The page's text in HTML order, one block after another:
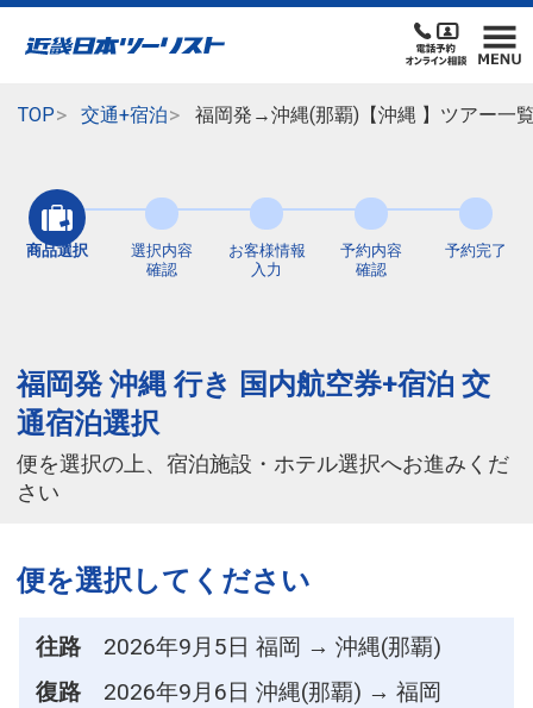
TOP 交通+宿泊 福岡発→沖縄(那覇)【沖縄 】ツアー一
商品選択
選択内容
確認
お客様情報
入力
予約内容
確認
予約完了
福岡発 沖縄 行き 国内航空券+宿泊 交
通宿泊選択
便を選択の上、宿泊施設・ホテル選択へお進みくだ
さい
便を選択してください
往路
2026年9月5日 福岡 → 沖縄(那覇)
復路
2026年9月6日 沖縄(那覇) → 福岡